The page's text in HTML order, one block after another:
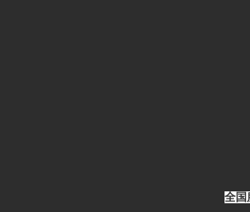
全国